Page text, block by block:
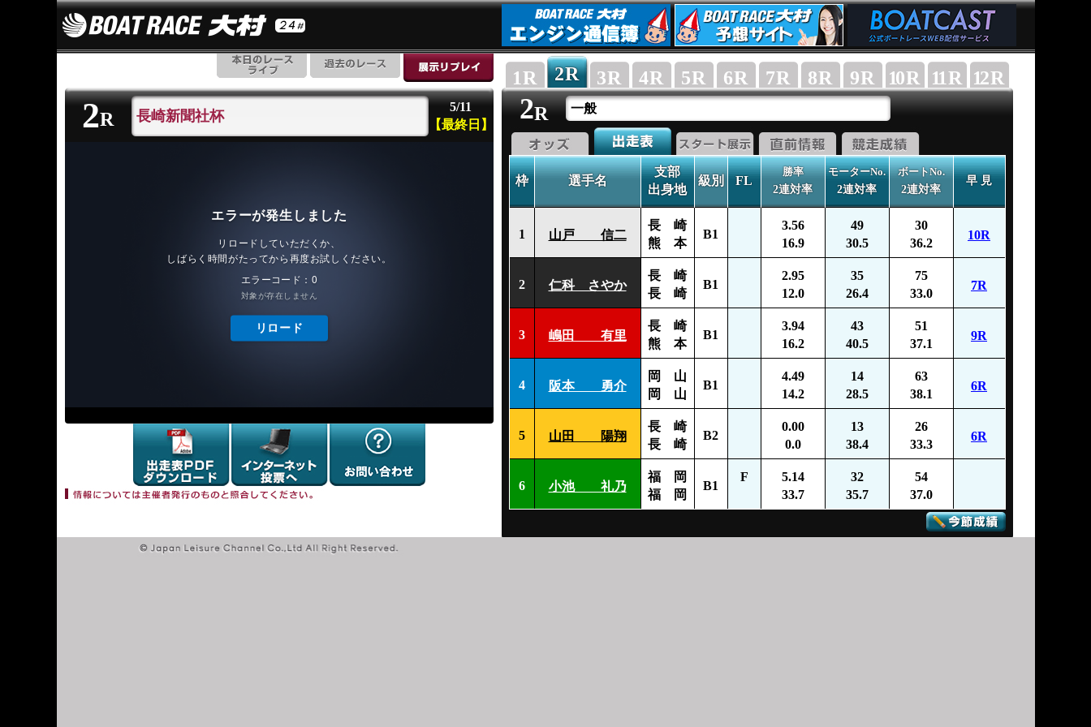
2 R 長崎新聞社杯
5/11
【最終日】
1R 2R 3R 4R 5R 6R 7R 8R 9R 10R 11R 12R
2R 一般
枠 選手名
支部
出身地
級別 FL
勝率
2連対率
モーターNo.
2連対率
ボートNo.
2連対率
早 見
1 山戸 信二
長 崎
熊 本
B1
3.56
16.9
49
30.5
30
36.2
10R
2 仁科 さやか
長 崎
長 崎
B1
2.95
12.0
35
26.4
75
33.0
7R
3 嶋田 有里
長 崎
熊 本
B1
3.94
16.2
43
40.5
51
37.1
9R
4 阪本 勇介
岡 山
岡 山
B1
4.49
14.2
14
28.5
63
38.1
6R
5 山田 陽翔
長 崎
長 崎
B2
0.00
0.0
13
38.4
26
33.3
6R
6 小池 礼乃
福 岡
福 岡
B1
F
5.14
33.7
32
35.7
54
37.0